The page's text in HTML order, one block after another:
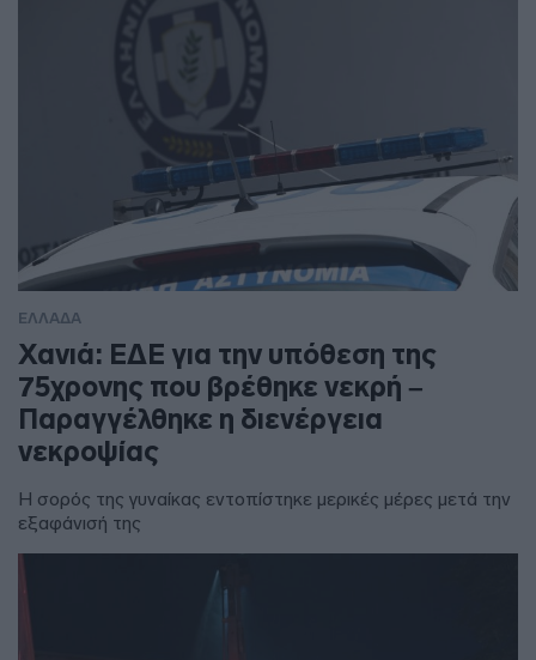
ΕΛΛΑΔΑ
Χανιά: ΕΔΕ για την υπόθεση της
75χρονης που βρέθηκε νεκρή –
Παραγγέλθηκε η διενέργεια
νεκροψίας
Η σορός της γυναίκας εντοπίστηκε μερικές μέρες μετά την
εξαφάνισή της